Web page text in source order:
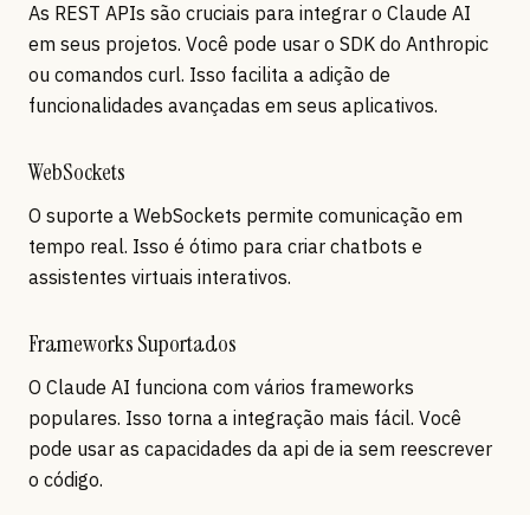
As REST APIs são cruciais para integrar o Claude AI
em seus projetos. Você pode usar o SDK do Anthropic
ou comandos curl. Isso facilita a adição de
funcionalidades avançadas em seus aplicativos.
WebSockets
O suporte a WebSockets permite comunicação em
tempo real. Isso é ótimo para criar chatbots e
assistentes virtuais interativos.
Frameworks Suportados
O Claude AI funciona com vários frameworks
populares. Isso torna a integração mais fácil. Você
pode usar as capacidades da api de ia sem reescrever
o código.